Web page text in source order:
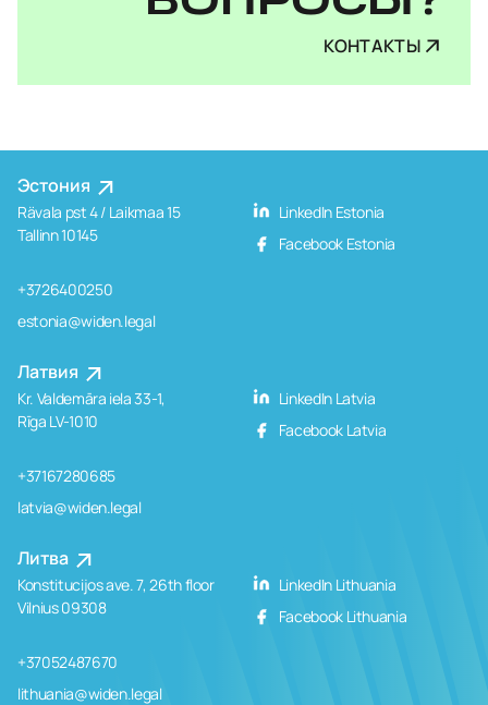
КОНТАКТЫ
Эстония
Rävala pst 4 / Laikmaa 15
Tallinn 10145
+3726400250
estonia@widen.legal
LinkedIn Estonia
Facebook Estonia
Латвия
Kr. Valdemāra iela 33-1,
Rīga LV-1010
+37167280685
latvia@widen.legal
LinkedIn Latvia
Facebook Latvia
Литва
Konstitucijos ave. 7, 26th floor
Vilnius 09308
+37052487670
lithuania@widen.legal
LinkedIn Lithuania
Facebook Lithuania